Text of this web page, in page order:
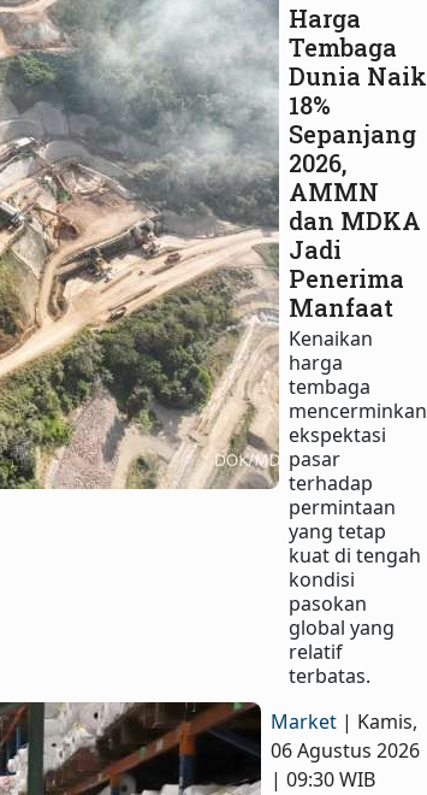
Harga
Tembaga
Dunia Naik
18%
Sepanjang
2026,
AMMN
dan MDKA
Jadi
Penerima
Manfaat
Kenaikan
harga
tembaga
mencerminkan
ekspektasi
pasar
terhadap
permintaan
yang tetap
kuat di tengah
kondisi
pasokan
global yang
relatif
terbatas.
Market | Kamis,
06 Agustus 2026
| 09:30 WIB